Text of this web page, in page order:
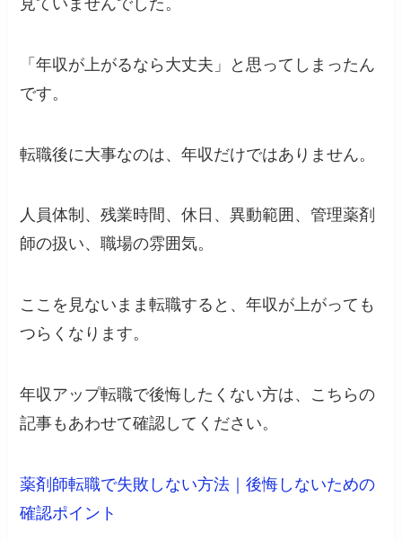
「年収が上がるなら大丈夫」と思ってしまったん
です。
転職後に大事なのは、年収だけではありません。
人員体制、残業時間、休日、異動範囲、管理薬剤
師の扱い、職場の雰囲気。
ここを見ないまま転職すると、年収が上がっても
つらくなります。
年収アップ転職で後悔したくない方は、こちらの
記事もあわせて確認してください。
薬剤師転職で失敗しない方法｜後悔しないための
確認ポイント